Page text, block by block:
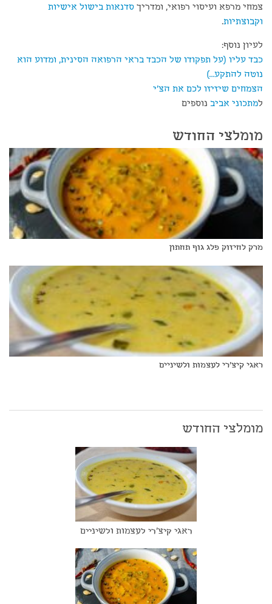
צמחי מרפא ועיסוי רפואי, ומדריך סדנאות בישול אישיות
וקבוצתיות.
לעיון נוסף:
כבד עליו (על תפקודו של הכבד בראי הרפואה הסינית, ומדוע הוא
נוטה להתקע…)
הצמחים שיזיזו לכם את הצ'י
למתכוני אביב נוספים
מומלצי החודש
מרק לחיזוק פלג גוף תחתון
ראגי קיצ'רי לעצמות ולשיניים
מומלצי החודש
ראגי קיצ'רי לעצמות ולשיניים